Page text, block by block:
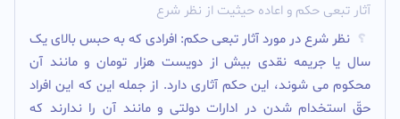
آثار تبعی حکم و اعاده حیثیت از نظر شرع
نظر شرع در مورد آثار تبعى حکم: افرادى که به حبس بالاى یک
سال یا جریمه نقدى بیش از دویست هزار تومان و مانند آن
محکوم مى شوند، این حکم آثارى دارد. از جمله این که این افراد
حقّ استخدام شدن در ادارات دولتى و مانند آن را ندارند که